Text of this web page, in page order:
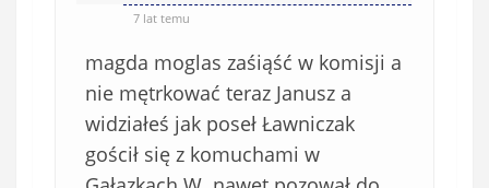
7 lat temu
magda moglas zaśiąść w komisji a
nie mętrkować teraz Janusz a
widziałeś jak poseł Ławniczak
gościł się z komuchami w